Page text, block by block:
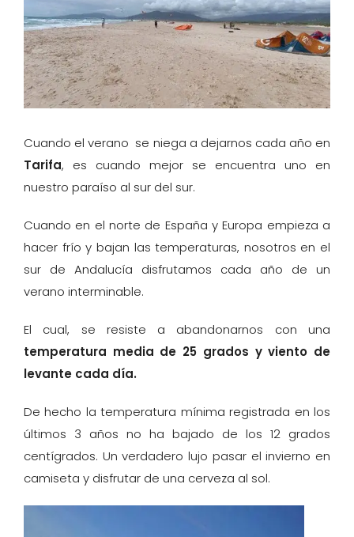
Cuando el verano se niega a dejarnos cada año en
Tarifa, es cuando mejor se encuentra uno en
nuestro paraíso al sur del sur.
Cuando en el norte de España y Europa empieza a
hacer frío y bajan las temperaturas, nosotros en el
sur de Andalucía disfrutamos cada año de un
verano interminable.
El cual, se resiste a abandonarnos con una
temperatura media de 25 grados yviento de
levante cada día.
De hecho la temperatura mínima registrada en los
últimos 3 años no ha bajado de los 12 grados
centígrados. Un verdadero lujo pasar el invierno en
camiseta y disfrutar de una cerveza al sol.